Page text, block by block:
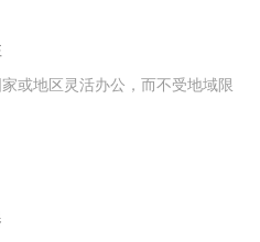
或地区灵活办公，而不受地域限